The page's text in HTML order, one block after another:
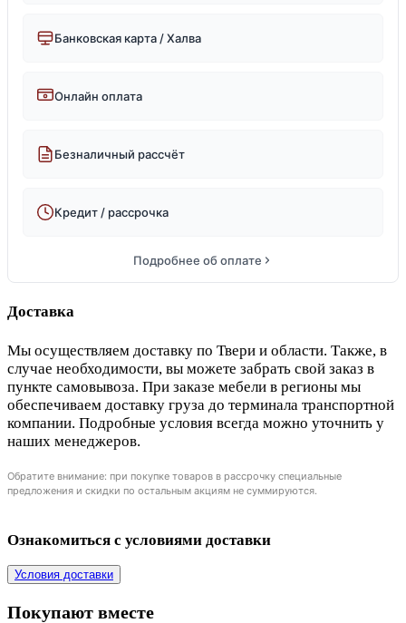
Банковская карта / Халва
Онлайн оплата
Безналичный рассчёт
Кредит / рассрочка
Подробнее об оплате
Доставка
Мы осуществляем доставку по Твери и области. Также, в
случае необходимости, вы можете забрать свой заказ в
пункте самовывоза. При заказе мебели в регионы мы
обеспечиваем доставку груза до терминала транспортной
компании. Подробные условия всегда можно уточнить у
наших менеджеров.
Обратите внимание: при покупке товаров в рассрочку специальные
предложения и скидки по остальным акциям не суммируются.
Ознакомиться с условиями доставки
Условия доставки
Покупают вместе